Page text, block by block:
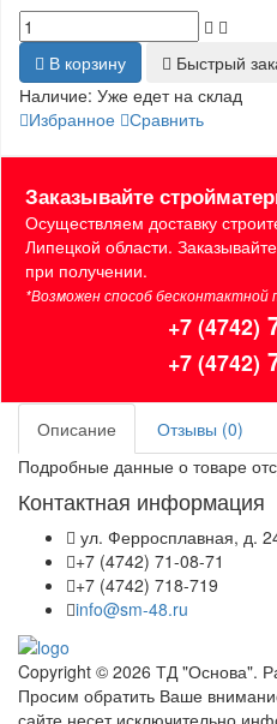
В корзину
Быстрый
Наличие: Уже едет на склад
Избранное Сравнить
Заказывайте
Осуществляем доставку
Липецкой области.
при получении.
*Возможен способ бесконтактной
+7 (4742)
+7 (4742)
Описание
Отзывы (0)
Подробные данные о товаре
Контактная информация
ул. Ферросплавная, д.
+7 (4742) 71-08-71
+7 (4742) 718-719
info@sm-48.ru
Copyright © 2026 ТД "Основа".
Просим обратить Ваше